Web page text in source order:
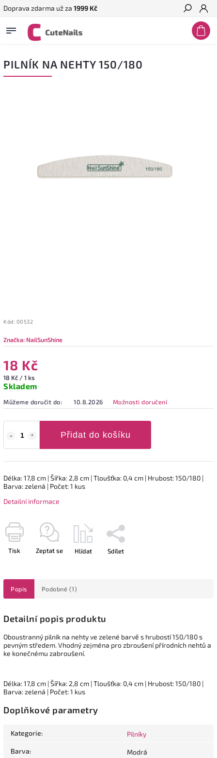
Doprava zdarma už za 1999 Kč
Hledat
PILNÍK NA NEHTY 150/180
Kód: 00532
Značka: NailSunShine
18 Kč
18 Kč / 1 ks
Skladem
Můžeme doručit do: 10.8.2026 Možnosti doručení
Přidat do košíku
Délka: 17,8 cm | Šířka: 2,8 cm | Tloušťka: 0,4 cm | Hrubost: 150/180 |
Barva: zelená | Počet: 1 kus
Detailní informace
Tisk Zeptat se Hlídat Sdílet
Popis Podobné (1)
Detailní popis produktu
Oboustranný pilník na nehty ve zelené barvě s hrubostí 150/180 s
pevným středem. Vhodný zejména pro zbroušení přírodních nehtů a
ke konečnému zabroušení.
Délka: 17,8 cm | Šířka: 2,8 cm | Tloušťka: 0,4 cm | Hrubost: 150/180 |
Barva: zelená | Počet: 1 kus
Doplňkové parametry
Kategorie: Pilníky
Barva: Modrá